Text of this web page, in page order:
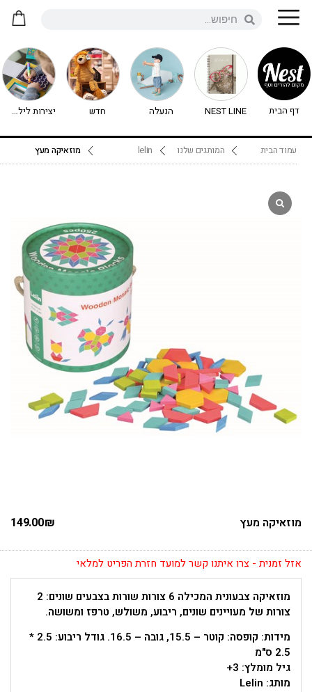
דף הבית NEST LINE הנעלה חדש יצירות לילדים - יצירה לילדים
עמוד הבית המותגים שלנו lelin מוזאיקה מעץ
מוזאיקה מעץ 149.00₪
אזל זמנית - צרו איתנו קשר למועד חזרת הפריט למלאי
מוזאיקה צבעונית המכילה 6 צורות שורות בצבעים שונים: 2
צורות של מעויינים שונים, ריבוע, משולש, טרפז ומשושה.
מידות: קופסה: קוטר – 15.5, גובה – 16.5. גודל ריבוע: 2.5 *
2.5 ס"מ
גיל מומלץ: 3+
מותג: Lelin